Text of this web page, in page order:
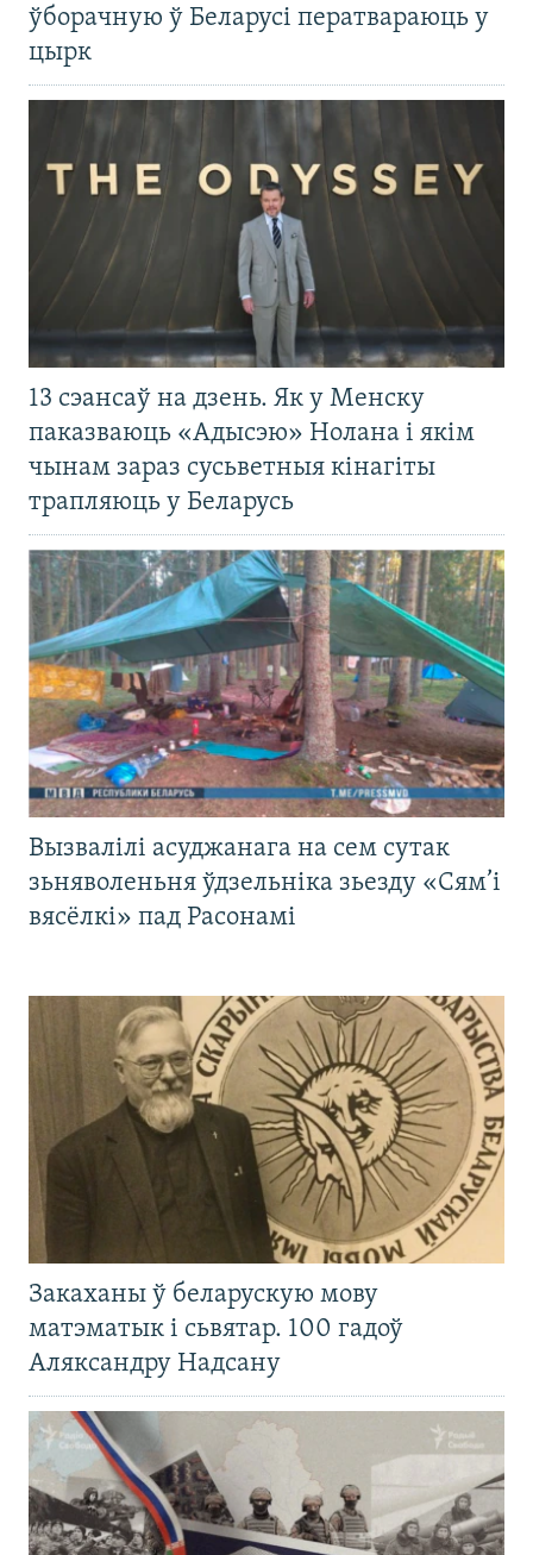
ўборачную ў Беларусі ператвараюць у
цырк
13 сэансаў на дзень. Як у Менску
паказваюць «Адысэю» Нолана і якім
чынам зараз сусьветныя кінагіты
трапляюць у Беларусь
Вызвалілі асуджанага на сем сутак
зьняволеньня ўдзельніка зьезду «Сям’і
вясёлкі» пад Расонамі
Закаханы ў беларускую мову
матэматык і сьвятар. 100 гадоў
Аляксандру Надсану